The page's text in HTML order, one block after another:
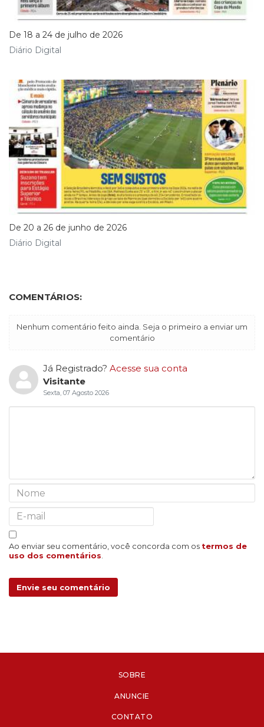
De 18 a 24 de julho de 2026
Diário Digital
De 20 a 26 de junho de 2026
Diário Digital
COMENTÁRIOS:
Nenhum comentário feito ainda. Seja o primeiro a enviar um
comentário
Já Registrado? Acesse sua conta
Visitante
Sexta, 07 Agosto 2026
Ao enviar seu comentário, você concorda com os termos de
uso dos comentários.
Envie seu comentário
SOBRE
ANUNCIE
CONTATO